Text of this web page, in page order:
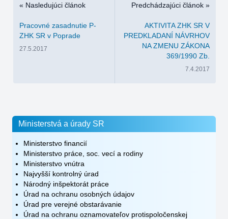
Ministerstvá a úrady SR
Ministerstvo financií
Ministerstvo práce, soc. vecí a rodiny
Ministerstvo vnútra
Najvyšší kontrolný úrad
Národný inšpektorát práce
Úrad na ochranu osobných údajov
Úrad pre verejné obstarávanie
Úrad na ochranu oznamovateľov protispoločenskej
« Nasledujúci článok
Pracovné zasadnutie P-
ZHK SR v Poprade
27.5.2017
Predchádzajúci článok »
AKTIVITA ZHK SR V
PREDKLADANÍ NÁVRHOV
NA ZMENU ZÁKONA
369/1990 Zb.
7.4.2017